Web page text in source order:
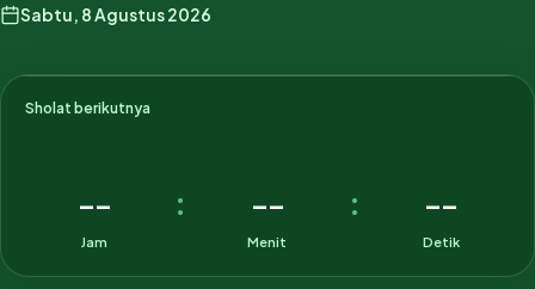
Sabtu, 8 Agustus 2026
Sholat berikutnya
--
Jam
: --
Menit
: --
Detik